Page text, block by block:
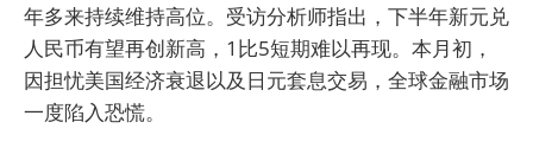
年多来持续维持高位。受访分析师指出，下半年新元兑
人民币有望再创新高，1比5短期难以再现。本月初，
因担忧美国经济衰退以及日元套息交易，全球金融市场
一度陷入恐慌。